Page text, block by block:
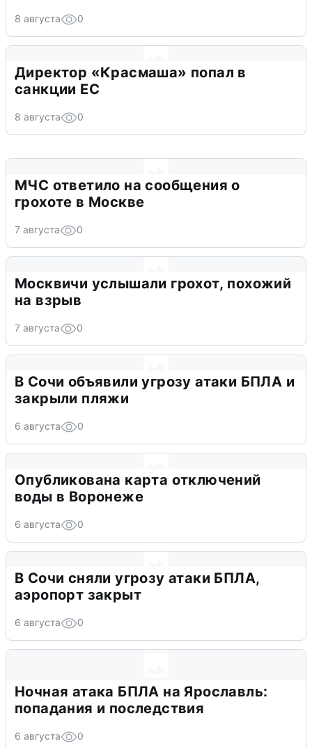
8 августа 0
Директор «Красмаша» попал в
санкции ЕС
8 августа 0
МЧС ответило на сообщения о
грохоте в Москве
7 августа 0
Москвичи услышали грохот, похожий
на взрыв
7 августа 0
В Сочи объявили угрозу атаки БПЛА и
закрыли пляжи
6 августа 0
Опубликована карта отключений
воды в Воронеже
6 августа 0
В Сочи сняли угрозу атаки БПЛА,
аэропорт закрыт
6 августа 0
Ночная атака БПЛА на Ярославль:
попадания и последствия
6 августа 0